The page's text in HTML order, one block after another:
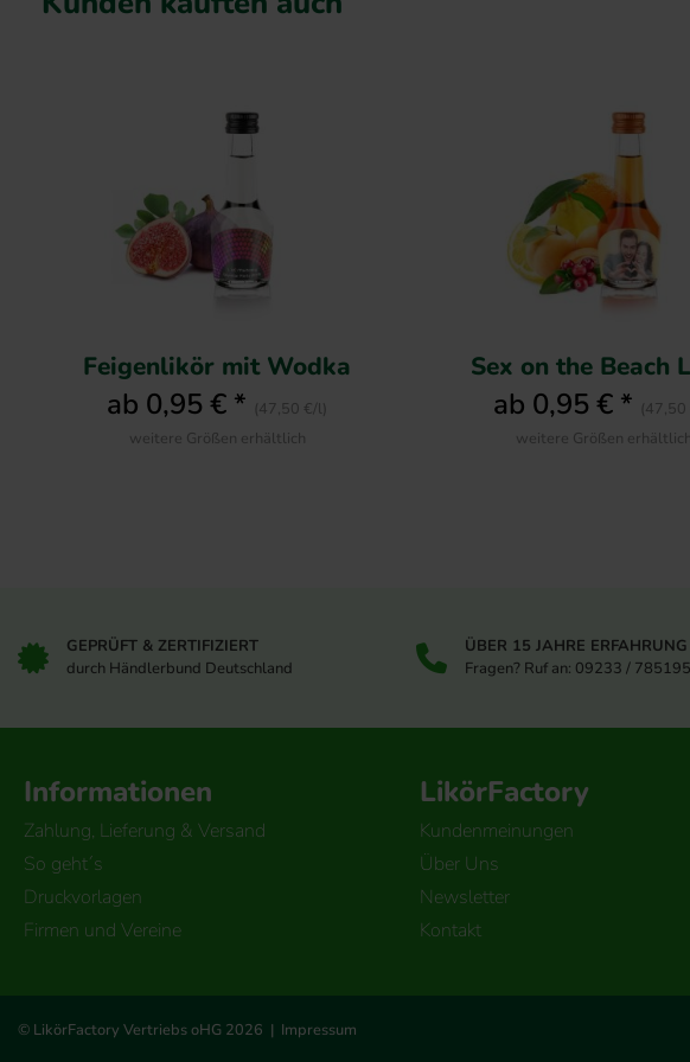
Feigenlikör mit Wodka
ab 0,95 € * (47,50 €/l)
weitere Größen erhältlich
Sex on the Beach
ab 0,95 € * (47,50
weitere Größen erhältlich
GEPRÜFT & ZERTIFIZIERT
durch Händlerbund Deutschland
ÜBER 15 JAHRE ERFAHRUNG
Fragen? Ruf an: 09233 /
Informationen
Zahlung, Lieferung & Versand
So geht´s
Druckvorlagen
Firmen und Vereine
LikörFactory
Kundenmeinungen
Über Uns
Newsletter
Kontakt
© LikörFactory Vertriebs oHG 2026 | Impressum